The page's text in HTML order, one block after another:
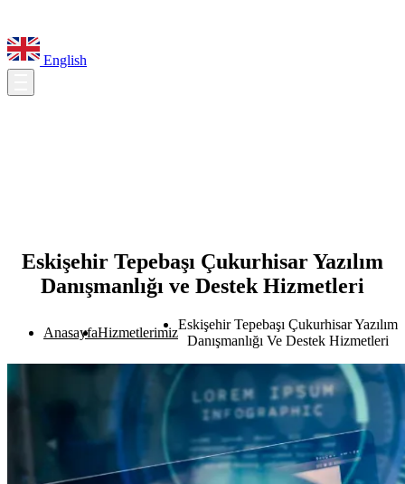
English
Eskişehir Tepebaşı Çukurhisar Yazılım
Danışmanlığı ve Destek Hizmetleri
AnasayfaHizmetlerimiz
Eskişehir Tepebaşı Çukurhisar Yazılım
Danışmanlığı Ve Destek Hizmetleri